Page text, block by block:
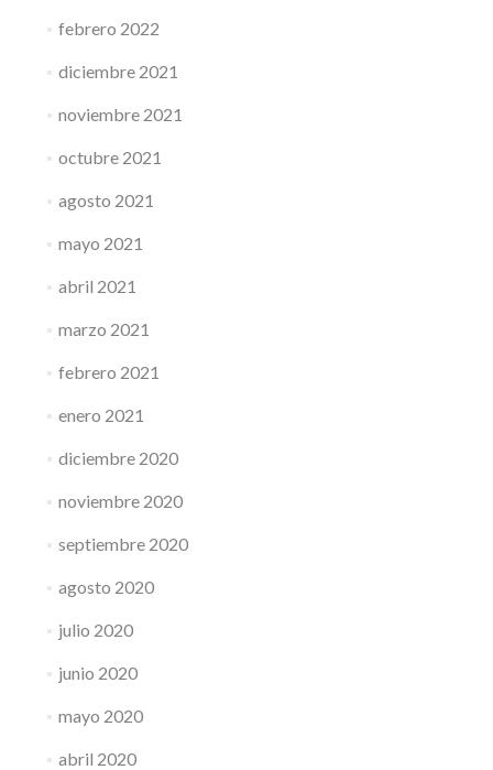
febrero 2022
diciembre 2021
noviembre 2021
octubre 2021
agosto 2021
mayo 2021
abril 2021
marzo 2021
febrero 2021
enero 2021
diciembre 2020
noviembre 2020
septiembre 2020
agosto 2020
julio 2020
junio 2020
mayo 2020
abril 2020